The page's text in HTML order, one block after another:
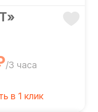
/3 часа
в 1 клик